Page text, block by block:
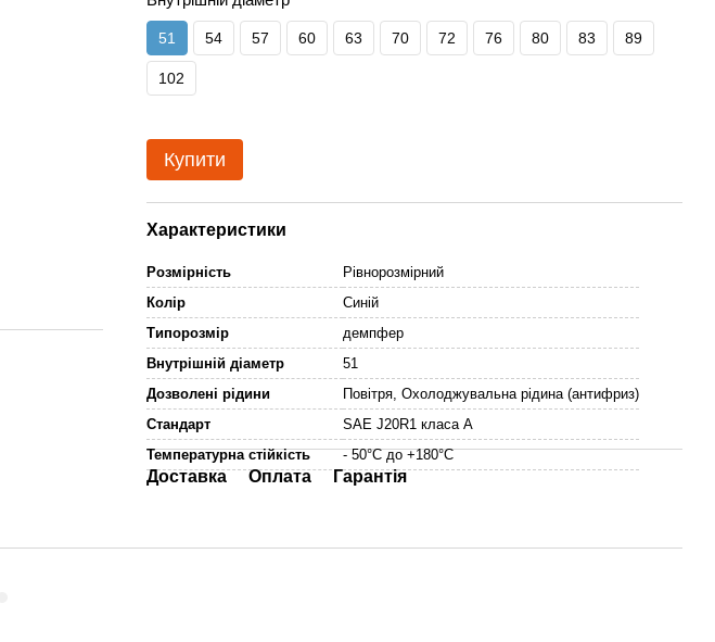
51 54 57 60 63 70 72 76 80 83 89
102
Купити
Характеристики
Розмірність
Рівнорозмірний
Колір
Синій
Типорозмір
демпфер
Внутрішній діаметр
51
Дозволені рідини
Повітря, Охолоджувальна рідина (антифриз)
Стандарт
SAE J20R1 класа A
Температурна стійкість
- 50°С до +180°С
Доставка Оплата Гарантія